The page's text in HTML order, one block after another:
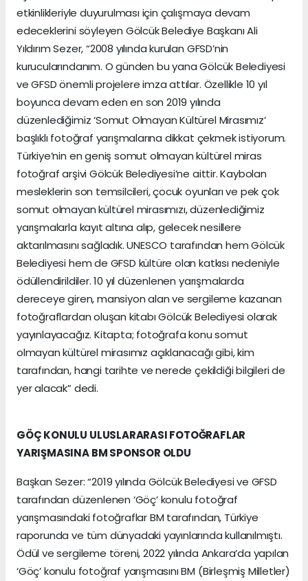
etkinlikleriyle duyurulması için çalışmaya devam
edeceklerini söyleyen Gölcük Belediye Başkanı Ali
Yıldırım Sezer, “2008 yılında kurulan GFSD’nin
kurucularındanım. O günden bu yana Gölcük Belediyesi
ve GFSD önemli projelere imza attılar. Özellikle 10 yıl
boyunca devam eden en son 2019 yılında
düzenlediğimiz ‘Somut Olmayan Kültürel Mirasımız’
başlıklı fotoğraf yarışmalarına dikkat çekmek istiyorum.
Türkiye’nin en geniş somut olmayan kültürel miras
fotoğraf arşivi Gölcük Belediyesi’ne aittir. Kaybolan
mesleklerin son temsilcileri, çocuk oyunları ve pek çok
somut olmayan kültürel mirasımızı, düzenlediğimiz
yarışmalarla kayıt altına alıp, gelecek nesillere
aktarılmasını sağladık. UNESCO tarafından hem Gölcük
Belediyesi hem de GFSD kültüre olan katkısı nedeniyle
ödüllendirildiler. 10 yıl düzenlenen yarışmalarda
dereceye giren, mansiyon alan ve sergileme kazanan
fotoğraflardan oluşan kitabı Gölcük Belediyesi olarak
yayınlayacağız. Kitapta; fotoğrafa konu somut
olmayan kültürel mirasımız açıklanacağı gibi, kim
tarafından, hangi tarihte ve nerede çekildiği bilgileri de
yer alacak” dedi.
GÖÇ KONULU ULUSLARARASI FOTOĞRAFLAR
YARIŞMASINA BM SPONSOR OLDU
Başkan Sezer: “2019 yılında Gölcük Belediyesi ve GFSD
tarafından düzenlenen ‘Göç’ konulu fotoğraf
yarışmasındaki fotoğraflar BM tarafından, Türkiye
raporunda ve tüm dünyadaki yayınlarında kullanılmıştı.
Ödül ve sergileme töreni, 2022 yılında Ankara’da yapılan
‘Göç’ konulu fotoğraf yarışmasını BM (Birleşmiş Milletler)